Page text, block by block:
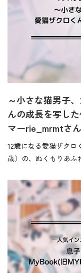
～小さな猫男子
んの成長を写し
マーrie_mrmtさ
12歳になる愛猫ザクロ
歳）の、ぬくもりあ